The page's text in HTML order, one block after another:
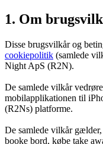
1. Om
Disse brugsvilkår og
cookiepolitik (samlede
Night ApS (R2N).
De samlede vilkår
mobilapplikationen til
(R2Ns) platforme.
De samlede vilkår
booke bord, købe take